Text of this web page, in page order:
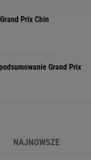
Prix Chin
Grand Prix
NAJNOWSZE